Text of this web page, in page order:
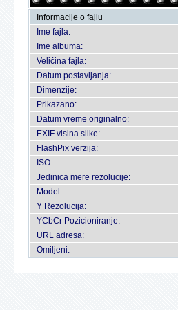
Informacije o fajlu
Ime fajla:
Ime albuma:
Veličina fajla:
Datum postavljanja:
Dimenzije:
Prikazano:
Datum vreme originalno:
EXIF visina slike:
FlashPix verzija:
ISO:
Jedinica mere rezolucije:
Model:
Y Rezolucija:
YCbCr Pozicioniranje:
URL adresa:
Omiljeni: